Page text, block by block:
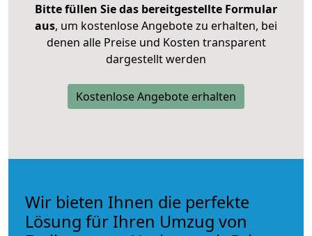
Bitte füllen Sie das bereitgestellte Formular
aus, um kostenlose Angebote zu erhalten, bei
denen alle Preise und Kosten transparent
dargestellt werden
Kostenlose Angebote erhalten
Wir bieten Ihnen die perfekte
Lösung für Ihren Umzug von